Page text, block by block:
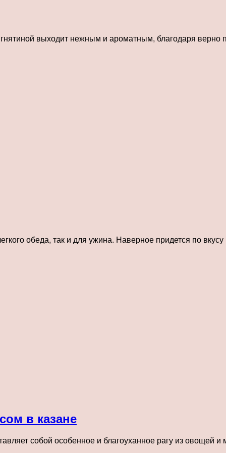
выходит нежным и ароматным, благодаря
обеда, так и для ужина. Наверное придется по
в казане
собой особенное и благоуханное рагу из овощей